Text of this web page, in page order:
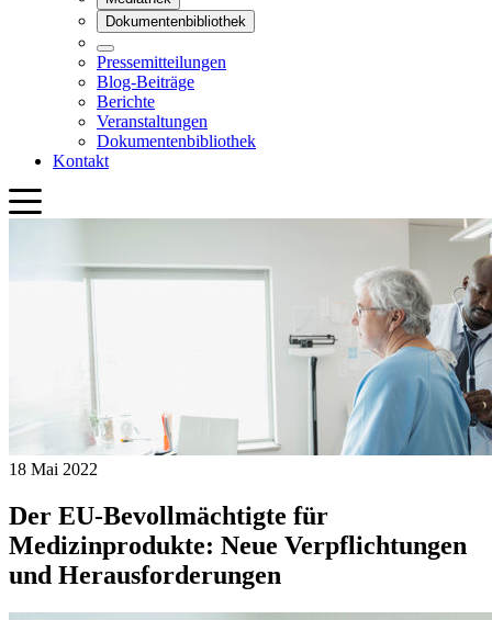
18 Mai 2022
Der EU-Bevollmächtigte für
Medizinprodukte: Neue Verpflichtungen
und Herausforderungen